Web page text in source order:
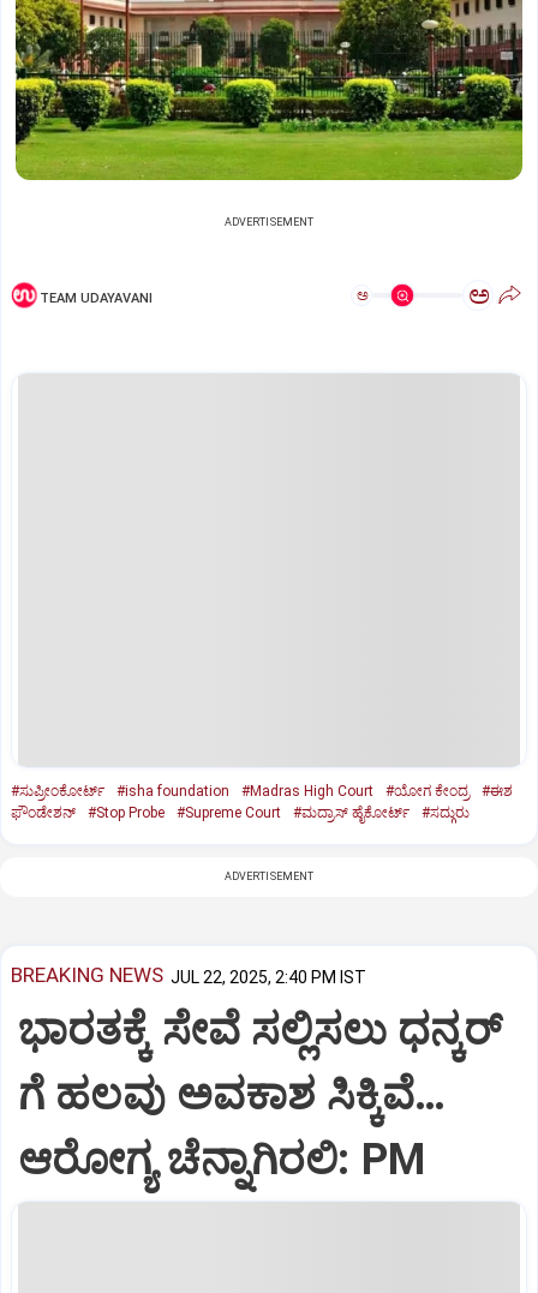
ADVERTISEMENT
TEAM UDAYAVANI ಅ ಅ
#ಸುಪ್ರೀಂಕೋರ್ಟ್‌ #isha foundation #Madras High Court #ಯೋಗ ಕೇಂದ್ರ
#ಈಶ
ಫೌಂಡೇಶನ್‌
#Stop Probe #Supreme Court #ಮದ್ರಾಸ್‌ ಹೈಕೋರ್ಟ್‌ #ಸದ್ಗುರು
ADVERTISEMENT
BREAKING NEWS JUL 22, 2025, 2:40 PM IST
ಭಾರತಕ್ಕೆ ಸೇವೆ ಸಲ್ಲಿಸಲು ಧನ್ಕರ್‌
ಗೆ ಹಲವು ಅವಕಾಶ ಸಿಕ್ಕಿವೆ…
ಆರೋಗ್ಯ ಚೆನ್ನಾಗಿರಲಿ: PM